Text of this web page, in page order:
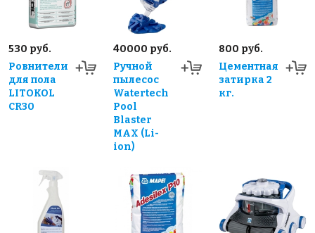
530 руб.
Ровнители
для пола
LITOKOL
CR30
40000 руб.
Ручной
пылесос
Watertech
Pool
Blaster
MAX (Li-
ion)
800 руб.
Цементная
затирка 2
кг.